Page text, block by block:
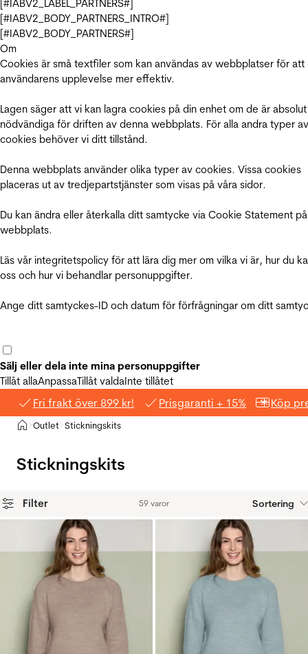
[#IABV2_LABEL_PARTNERS#]
[#IABV2_BODY_PARTNERS_INTRO#]
[#IABV2_BODY_PARTNERS#]
Om
Cookies är små textfiler som kan användas av webbplatser för att
användarens upplevelse mer effektiv.
Lagen säger att vi kan lagra cookies på din enhet om de är absolut
nödvändiga för driften av denna webbplats. För alla andra typer av
cookies behöver vi ditt tillstånd.
Denna webbplats använder olika typer av cookies. Vissa cookies
placeras ut av tredjepartstjänster som visas på våra sidor.
Du kan ändra eller återkalla ditt samtycke via Cookie Statement
webbplats.
Läs vår integritetspolicy för att lära dig mer om vilka vi är, hur du
oss och hur vi behandlar personuppgifter.
Ange ditt samtyckes-ID och datum för förfrågningar om ditt
Sälj eller dela inte mina personuppgifter
Tillåt allaAnpassaTillåt valdaInte tillåtet
Fri frakt över 899 kr! Prisgaranti + 15% Köp
Hem
>Outlet >Stickningskits
Stickningskits
Filter 59 varor Sortering